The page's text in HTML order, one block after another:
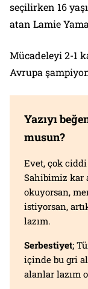
seçilirken 16
atan Lamie
Mücadeleyi 2-1
Avrupa
Yazıyı
musun?
Evet, çok
Sahibimiz kar
okuyorsan,
istiyorsan,
lazım.
Serbestiyet;
içinde bu gri
alanlar lazım